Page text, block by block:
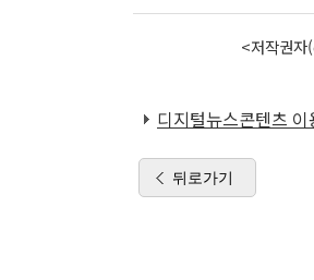
<저작권
디지털뉴스콘텐츠 이
뒤로가기